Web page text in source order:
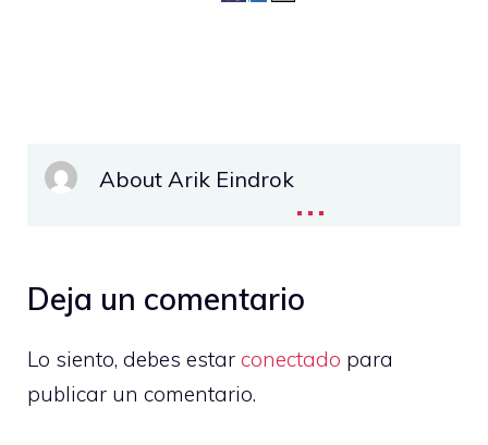
About Arik Eindrok...
Deja un comentario
Lo siento, debes estar conectado para
publicar un comentario.